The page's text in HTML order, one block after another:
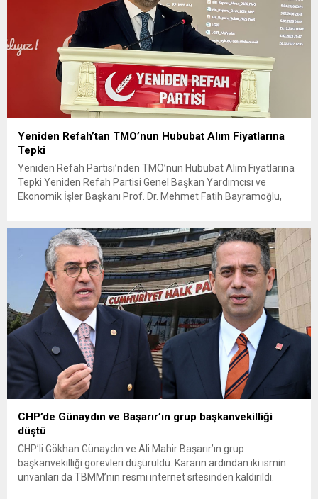
Yeniden Refah’tan TMO’nun Hububat Alım Fiyatlarına
Tepki
Yeniden Refah Partisi’nden TMO’nun Hububat Alım Fiyatlarına
Tepki Yeniden Refah Partisi Genel Başkan Yardımcısı ve
Ekonomik İşler Başkanı Prof. Dr. Mehmet Fatih Bayramoğlu,
fiyatların çiftçinin artan maliyetlerini karşılamaktan uzak
olduğunu savunarak fiyatların yeniden değerlendirilmesi
çağrısında...
CHP’de Günaydın ve Başarır’ın grup başkanvekilliği
düştü
CHP’li Gökhan Günaydın ve Ali Mahir Başarır’ın grup
başkanvekilliği görevleri düşürüldü. Kararın ardından iki ismin
unvanları da TBMM’nin resmi internet sitesinden kaldırıldı.